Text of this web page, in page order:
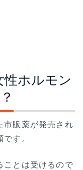
ホルモン
市販薬が発売され
す。
ことは受けるので